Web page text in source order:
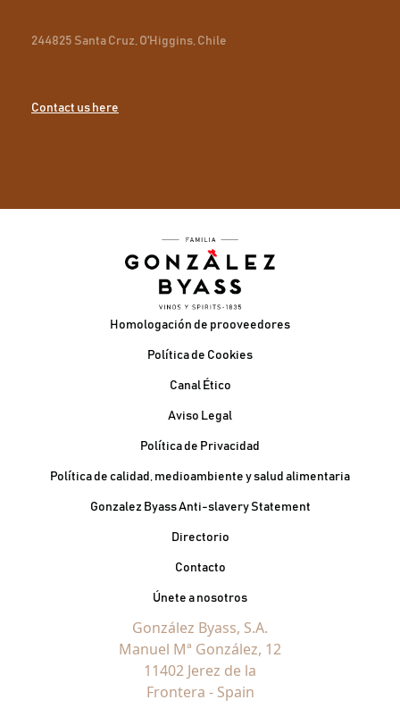
244825 Santa Cruz, O'Higgins, Chile
Contact us here
Pie de páginaHomologación de prooveedores
Política de Cookies
Canal Ético
Aviso Legal
Política de Privacidad
Política de calidad, medioambiente y salud alimentaria
Gonzalez Byass Anti-slavery Statement
Contacto Pie de página
Directorio
Contacto
Únete a nosotros
González Byass, S.A.
Manuel Mª González, 12
11402 Jerez de la
Frontera - Spain